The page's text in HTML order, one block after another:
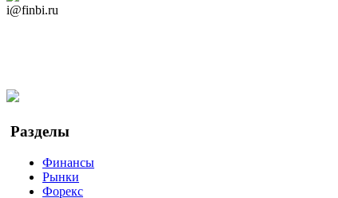
i@finbi.ru
Разделы
Финансы
Рынки
Форекс